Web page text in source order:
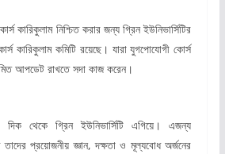
কারিকুলাম নিশ্চিত করার জন্য গ্রিন ইউনিভার্সিটির
কারিকুলাম কমিটি রয়েছে। যারা যুগপোযোগী কোর্স
আপডেট রাখতে সদা কাজ করেন।
দিক থেকে গ্রিন ইউনিভার্সিটি এগিয়ে। এজন্য
তাদের প্রয়োজনীয় জ্ঞান, দক্ষতা ও মূল্যবোধ অর্জনের